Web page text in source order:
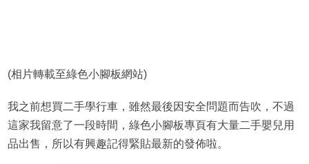
(相片轉載至綠色小腳板網站)
我之前想買二手學行車，雖然最後因安全問題而告吹，不過
這家我留意了一段時間，綠色小腳板專頁有大量二手嬰兒用
品出售，所以有興趣記得緊貼最新的發佈啦。